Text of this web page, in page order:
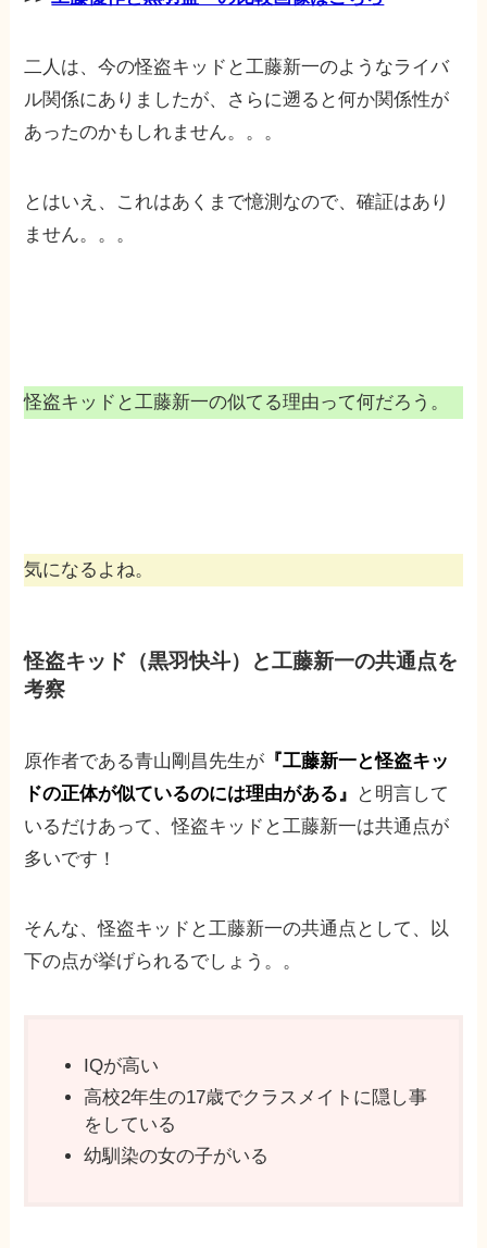
二人は、今の怪盗キッドと工藤新一のようなライバ
ル関係にありましたが、さらに遡ると何か関係性が
あったのかもしれません。。。
とはいえ、これはあくまで憶測なので、確証はあり
ません。。。
怪盗キッドと工藤新一の似てる理由って何だろう。
気になるよね。
怪盗キッド（黒羽快斗）と工藤新一の共通点を
考察
原作者である青山剛昌先生が 『工藤新一と怪盗キッ
ドの正体が似ているのには理由がある』
と明言して
いるだけあって、怪盗キッドと工藤新一は共通点が
多いです！
そんな、怪盗キッドと工藤新一の共通点として、以
下の点が挙げられるでしょう。。
IQが高い
高校2年生の17歳でクラスメイトに隠し事
をしている
幼馴染の女の子がいる